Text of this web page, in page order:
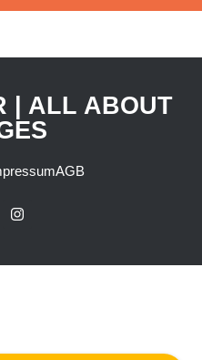
| ALL ABOUT
AGB